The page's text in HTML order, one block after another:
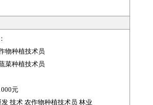
物种植技术员
菜种植技术员
元
技术 农作物种植技术员 林业